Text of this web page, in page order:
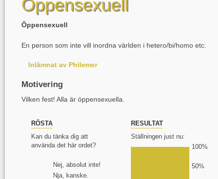
Öppensexuell
Öppensexuell
En person som inte vill inordna världen i hetero/bi/homo etc.
Inlämnat av Philemer
Motivering
Vilken fest! Alla är öppensexuella.
RÖSTA
Kan du tänka dig att
använda det här ordet?
Nej, absolut inte!
Nja, kanske.
RESULTAT
Ställningen just nu:
100%
50%